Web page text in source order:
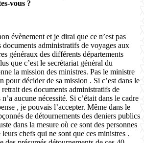
vous ?
évènement et je dirai que ce n’est pas
documents administratifs de voyages aux
généraux des différents départements
que c’est le secrétariat général du
la mission des ministres. Pas le ministre
pour décider de sa mission . Si c’est dans le
des documents administratifs de
aucune nécessité. Si c’était dans le cadre
, je pouvais l’accepter. Même dans le
de détournements des deniers publics
dans la mesure où ce sont des personnes
chefs qui ne sont que ces ministres .